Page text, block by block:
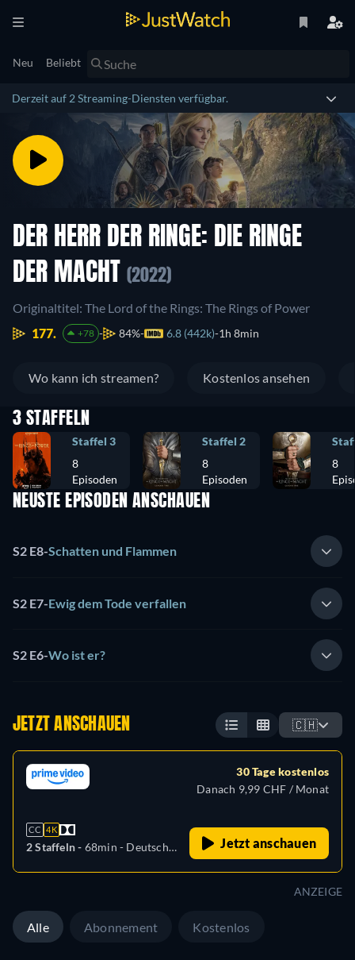
Neu Beliebt
Derzeit auf 2 Streaming-Diensten verfügbar.
DER HERR DER RINGE: DIE RINGE
DER MACHT
(2022)
Originaltitel: The Lord of the Rings: The Rings of Power
177.
+78 84% 6.8 (442k) 1h 8min
Wo kann ich streamen? Kostenlos ansehen
3 STAFFELN
Staffel 3
8
Episoden
Staffel 2
8
Episoden
8
NEUSTE EPISODEN ANSCHAUEN
S2 E8-Schatten und Flammen
S2 E7-Ewig dem Tode verfallen
S2 E6-Wo ist er?
JETZT ANSCHAUEN 🇨🇭
CC 4K
2 Staffeln - 68min - Deutsch,
Französisch, Hebräisch,
Ungarisch, Italienisch,
30 Tage kostenlos
Danach 9,99 CHF / Monat
Jetzt anschauen
ANZEIGE
Alle Abonnement Kostenlos